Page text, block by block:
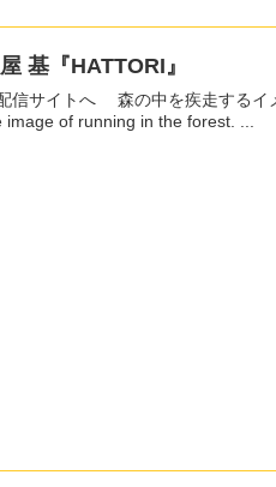
基『HATTORI』
森の中を疾走するイメージで製作された楽曲で静寂から動へサウンドが変化する。 This song was made with
image of running in the forest. ...